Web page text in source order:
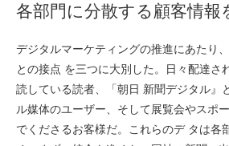
各部門に分散する顧客情報
デジタルマーケティングの推進にあたり
との接点 を三つに大別した。日々配達さ
読している読者、「朝日 新聞デジタル』
ル媒体のユーザー、そして展覧会やスポ
でくださるお客様だ。これらのデ タは各